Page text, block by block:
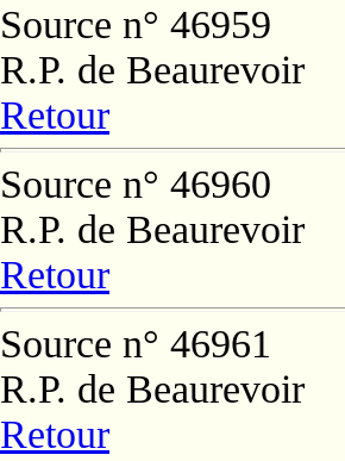
Source n° 46959
R.P. de Beaurevoir
Retour
Source n° 46960
R.P. de Beaurevoir
Retour
Source n° 46961
R.P. de Beaurevoir
Retour